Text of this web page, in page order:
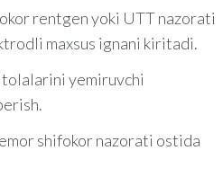
rentgen yoki UTT nazorati
maxsus ignani kiritadi.
tolalarini yemiruvchi
shifokor nazorati ostida